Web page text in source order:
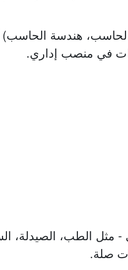
هندسة الحاسب)
الطب، الصيدلة،